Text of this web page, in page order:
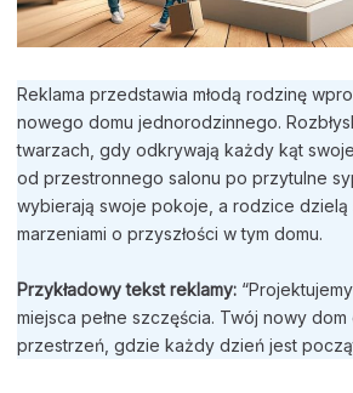
Reklama przedstawia młodą rodzinę
nowego domu jednorodzinnego.
twarzach, gdy odkrywają każdy kąt
od przestronnego salonu po przytulne
wybierają swoje pokoje, a rodzice dzielą
marzeniami o przyszłości w tym domu.
Przykładowy tekst reklamy:
miejsca pełne szczęścia. Twój nowy
przestrzeń, gdzie każdy dzień jest